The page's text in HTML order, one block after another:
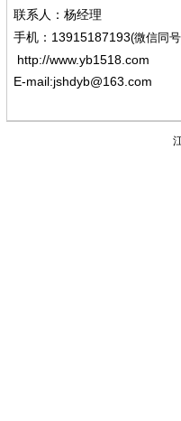
联系人：杨经理
手机 ： 13915187193(微信同
http://www.yb1518.com
E-mail:jshdyb@163.com